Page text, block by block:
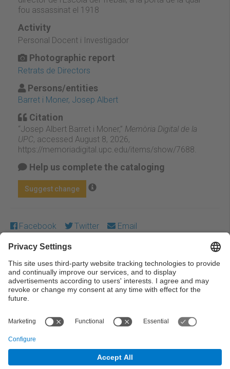
fou assassinat el 1918
Activity
Personal Docent i Investigador
Photographic report
Retrats de Directors
Persons/entities
Barret i Moner, Josep Albert
Citation
“Josep Albert Barret i Moner,” Memòria Digital de la
UPC, accessed August 8, 2026,
https://memoriadigital.upc.edu/items/show/7688
Help us complete the cataloging
Suggest change
Facebook Twitter Email
Except where otherwise noted, content on this work is
licensed under a Creative Commons license:Attribution-
NonCommercial-NoDerivs 3.0 Spain